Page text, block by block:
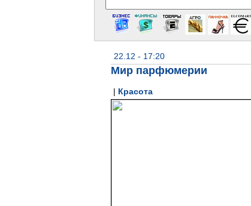
22.12 - 17:20
Мир парфюмерии
| Красота